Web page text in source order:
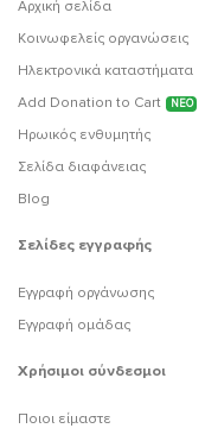
Αρχική σελίδα
Κοινωφελείς οργανώσεις
Ηλεκτρονικά καταστήματα
Add Donation to Cart
ΝΕΟ
Ηρωικός ενθυμητής
Σελίδα διαφάνειας
Blog
Σελίδες εγγραφής
Εγγραφή οργάνωσης
Εγγραφή ομάδας
Χρήσιμοι σύνδεσμοι
Ποιοι είμαστε